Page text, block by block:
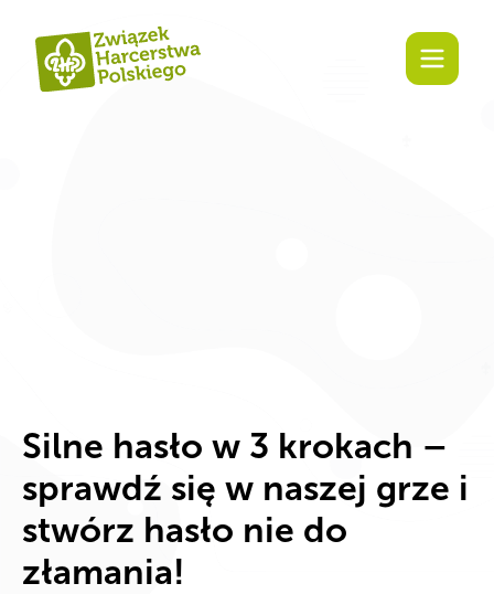
Silne hasło w 3 krokach –
sprawdź się w naszej grze i
stwórz hasło nie do
złamania!